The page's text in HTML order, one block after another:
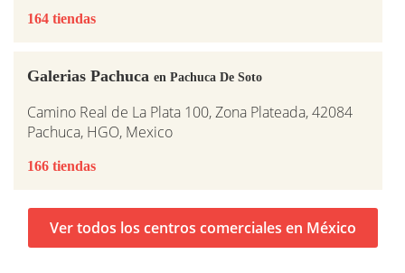
164 tiendas
Galerias Pachuca en Pachuca De Soto
Camino Real de La Plata 100, Zona Plateada, 42084
Pachuca, HGO, Mexico
166 tiendas
Ver todos los centros comerciales en México